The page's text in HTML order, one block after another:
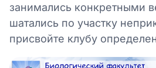
занимались конкретными
шатались по участку
присвойте клубу